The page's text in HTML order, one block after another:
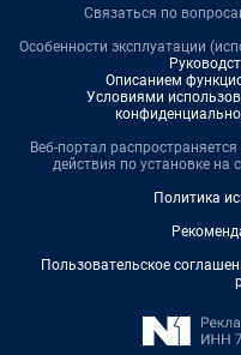
Связаться по
Особенности эксплуатации
Описанием
Условиями
Веб-портал
действия по установке на
Политика
Пользовательское